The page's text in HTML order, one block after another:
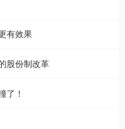
有效果
股份制改革
了！